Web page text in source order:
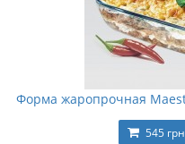
Форма жаропрочная
545